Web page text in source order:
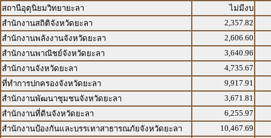
สถานีอุตุนิยมวิทยายะลา
ไม่มีงบ
สำนักงานสถิติจังหวัดยะลา
2,357.82
สำนักงานพลังงานจังหวัดยะลา
2,606.60
สำนักงานพาณิชย์จังหวัดยะลา
3,640.96
สำนักงานจังหวัดยะลา
4,735.67
ที่ทำการปกครองจังหวัดยะลา
9,917.91
สำนักงานพัฒนาชุมชนจังหวัดยะลา
3,671.81
สำนักงานที่ดินจังหวัดยะลา
6,255.97
สำนักงานป้องกันและบรรเทาสาธารณภัยจังหวัดยะลา
10,467.69